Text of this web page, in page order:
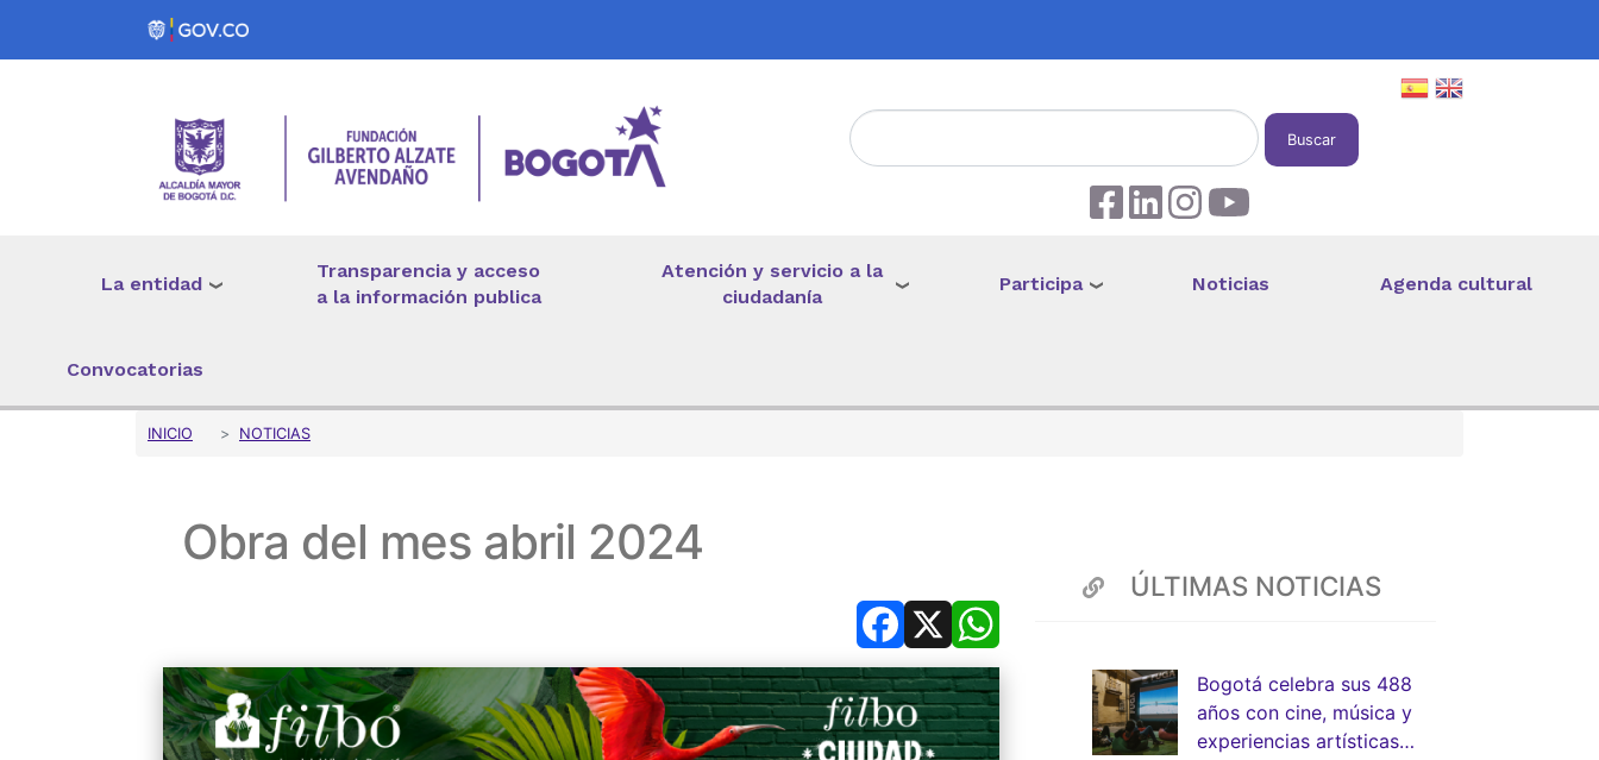
Pasar al contenido principal
Buscar
La entidad
Transparencia y acceso
a la información publica
Atención y servicio a la
ciudadanía
Participa Noticias Agenda cultural
Convocatorias
Sobrescribir enlaces de ayuda a la navegación
INICIO NOTICIAS
Obra del mes abril 2024
Facebook
X
ÚLTIMAS NOTICIAS
Bogotá celebra sus 488
años con cine, música y
experiencias artísticas